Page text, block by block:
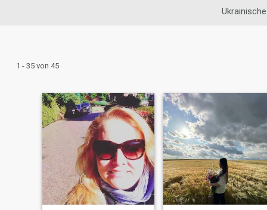
1 - 35 von 45